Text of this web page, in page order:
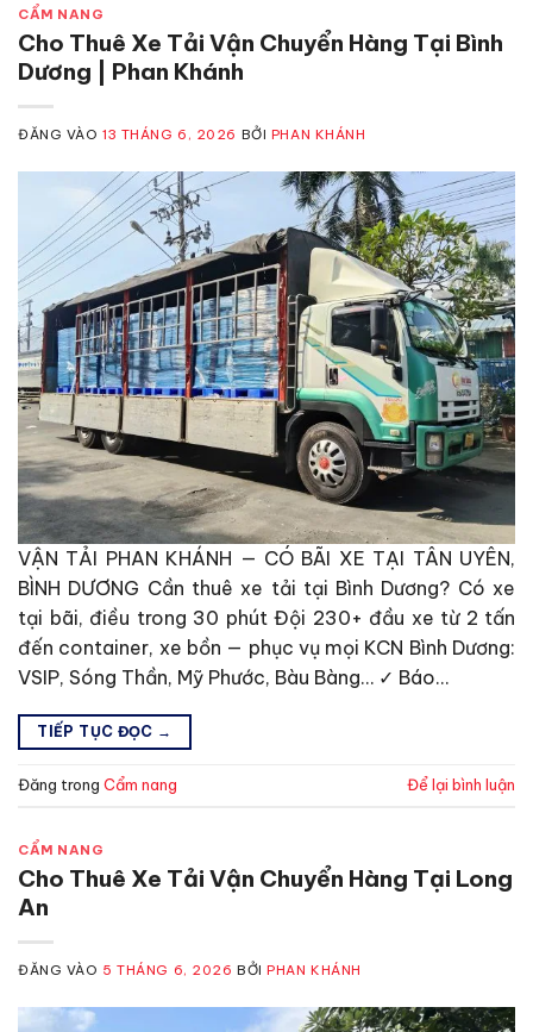
CẨM NANG
Cho Thuê Xe Tải Vận Chuyển Hàng Tại Bình
Dương | Phan Khánh
ĐĂNG VÀO13 THÁNG 6, 2026 BỞI PHAN KHÁNH
VẬN TẢI PHAN KHÁNH — CÓ BÃI XE TẠI TÂN UYÊN,
BÌNH DƯƠNG Cần thuê xe tải tại Bình Dương? Có xe
tại bãi, điều trong 30 phút Đội 230+ đầu xe từ 2 tấn
đến container, xe bồn — phục vụ mọi KCN Bình Dương:
VSIP, Sóng Thần, Mỹ Phước, Bàu Bàng… ✓ Báo…
TIẾP TỤC ĐỌC →
Đăng trong Cẩm nang Để lại bình luận
CẨM NANG
Cho Thuê Xe Tải Vận Chuyển Hàng Tại Long
An
ĐĂNG VÀO 5 THÁNG 6, 2026 BỞIPHAN KHÁNH